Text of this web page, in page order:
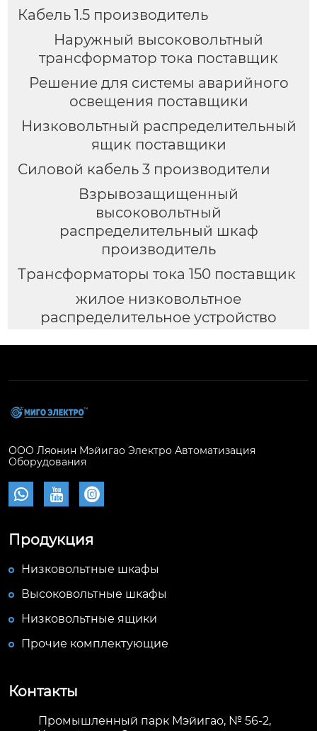
Кабель 1.5 производитель
Наружный высоковольтный
трансформатор тока поставщик
Решение для системы аварийного
освещения поставщики
Низковольтный распределительный
ящик поставщики
Силовой кабель 3 производители
Взрывозащищенный
высоковольтный
распределительный шкаф
производитель
Трансформаторы тока 150 поставщик
жилое низковольтное
распределительное устройство
ООО Ляонин Мэйигао Электро Автоматизация
Оборудования
  
Продукция
Низковольтные шкафы
Высоковольтные шкафы
Низковольтные ящики
Прочие комплектующие
Контакты
Промышленный парк Мэйигао, № 56-2,